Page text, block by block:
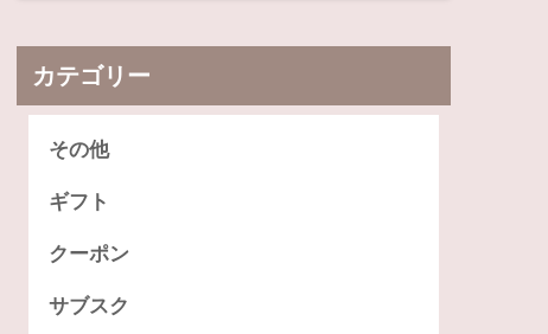
カテゴリー
その他
ギフト
クーポン
サブスク